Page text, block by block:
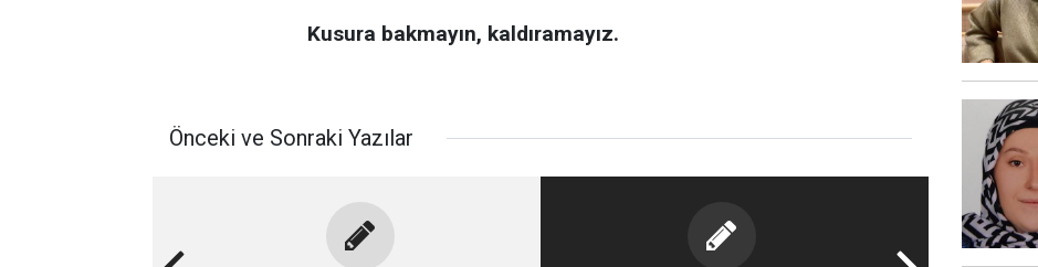
Kusura bakmayın, kaldıramayız.
Önceki ve Sonraki Yazılar